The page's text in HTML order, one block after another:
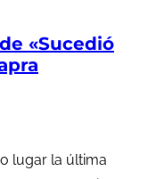
«Sucedió
lugar la última